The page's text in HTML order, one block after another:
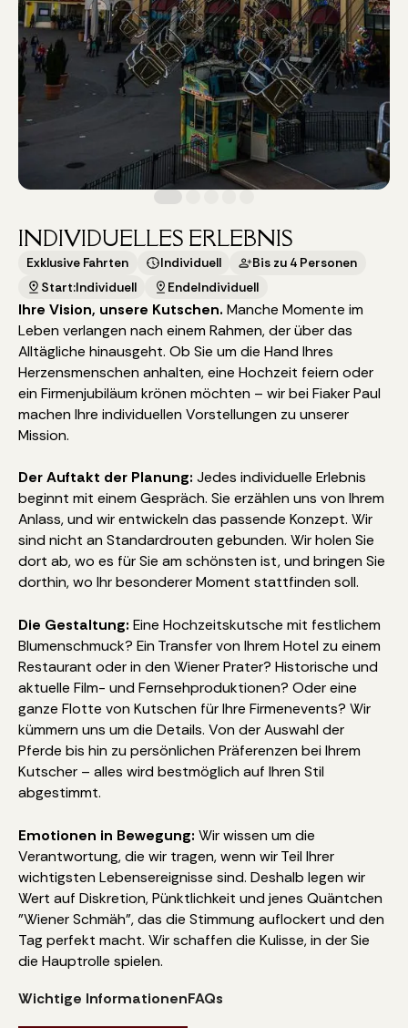
INDIVIDUELLES ERLEBNIS
Exklusive Fahrten Individuell
Bis zu 4 Personen
Start:Individuell EndeIndividuell
Ihre Vision, unsere Kutschen. Manche Momente im
Leben verlangen nach einem Rahmen, der über das
Alltägliche hinausgeht. Ob Sie um die Hand Ihres
Herzensmenschen anhalten, eine Hochzeit feiern oder
ein Firmenjubiläum krönen möchten – wir bei Fiaker Paul
machen Ihre individuellen Vorstellungen zu unserer
Mission.
Der Auftakt der Planung: Jedes individuelle Erlebnis
beginnt mit einem Gespräch. Sie erzählen uns von Ihrem
Anlass, und wir entwickeln das passende Konzept. Wir
sind nicht an Standardrouten gebunden. Wir holen Sie
dort ab, wo es für Sie am schönsten ist, und bringen Sie
dorthin, wo Ihr besonderer Moment stattfinden soll.
Die Gestaltung: Eine Hochzeitskutsche mit festlichem
Blumenschmuck? Ein Transfer von Ihrem Hotel zu einem
Restaurant oder in den Wiener Prater? Historische und
aktuelle Film- und Fernsehproduktionen? Oder eine
ganze Flotte von Kutschen für Ihre Firmenevents? Wir
kümmern uns um die Details. Von der Auswahl der
Pferde bis hin zu persönlichen Präferenzen bei Ihrem
Kutscher – alles wird bestmöglich auf Ihren Stil
abgestimmt.
Emotionen in Bewegung: Wir wissen um die
Verantwortung, die wir tragen, wenn wir Teil Ihrer
wichtigsten Lebensereignisse sind. Deshalb legen wir
Wert auf Diskretion, Pünktlichkeit und jenes Quäntchen
"Wiener Schmäh", das die Stimmung auflockert und den
Tag perfekt macht. Wir schaffen die Kulisse, in der Sie
die Hauptrolle spielen.
Wichtige InformationenFAQs